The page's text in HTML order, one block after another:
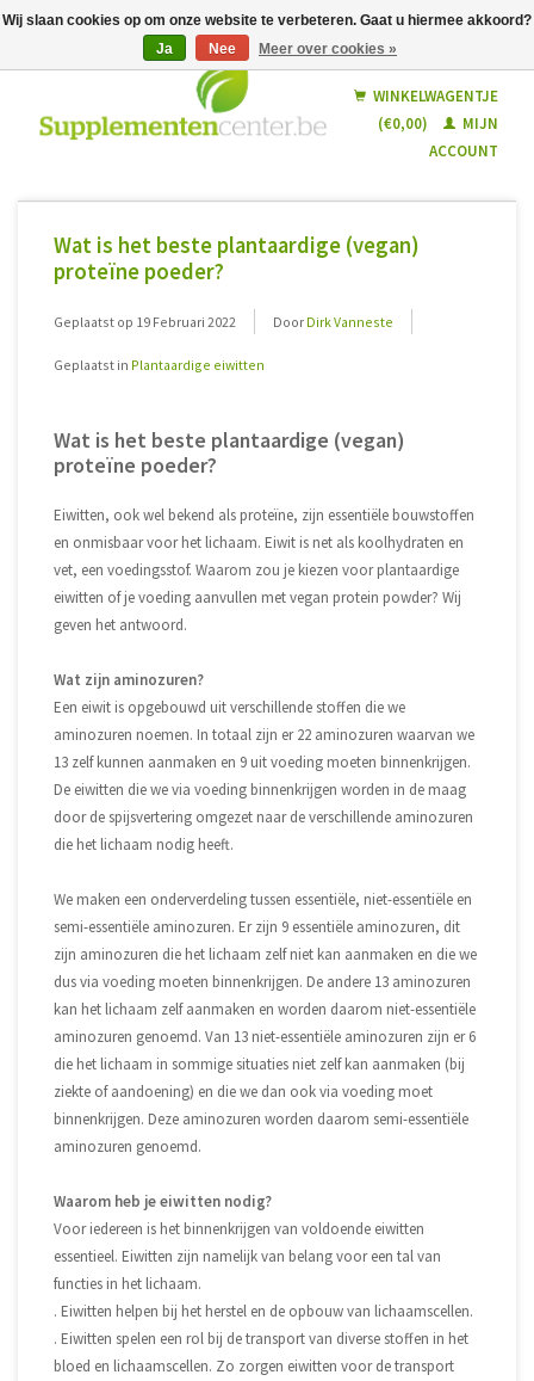
Nederlands
WINKELWAGENTJE
(€0,00)
MIJN
ACCOUNT
Wat is het beste plantaardige (vegan)
proteïne poeder?
Geplaatst op 19 Februari 2022 Door Dirk Vanneste
Geplaatst in Plantaardige eiwitten
Wat is het beste plantaardige (vegan)
proteïne poeder?
Eiwitten, ook wel bekend als proteïne, zijn essentiële bouwstoffen
en onmisbaar voor het lichaam. Eiwit is net als koolhydraten en
vet, een voedingsstof. Waarom zou je kiezen voor plantaardige
eiwitten of je voeding aanvullen met vegan protein powder? Wij
geven het antwoord.
Wat zijn aminozuren?
Een eiwit is opgebouwd uit verschillende stoffen die we
aminozuren noemen. In totaal zijn er 22 aminozuren waarvan we
13 zelf kunnen aanmaken en 9 uit voeding moeten binnenkrijgen.
De eiwitten die we via voeding binnenkrijgen worden in de maag
door de spijsvertering omgezet naar de verschillende aminozuren
die het lichaam nodig heeft.
We maken een onderverdeling tussen essentiële, niet-essentiële en
semi-essentiële aminozuren. Er zijn 9 essentiële aminozuren, dit
zijn aminozuren die het lichaam zelf niet kan aanmaken en die we
dus via voeding moeten binnenkrijgen. De andere 13 aminozuren
kan het lichaam zelf aanmaken en worden daarom niet-essentiële
aminozuren genoemd. Van 13 niet-essentiële aminozuren zijn er 6
die het lichaam in sommige situaties niet zelf kan aanmaken (bij
ziekte of aandoening) en die we dan ook via voeding moet
binnenkrijgen. Deze aminozuren worden daarom semi-essentiële
aminozuren genoemd.
Waarom heb je eiwitten nodig?
Voor iedereen is het binnenkrijgen van voldoende eiwitten
essentieel. Eiwitten zijn namelijk van belang voor een tal van
functies in het lichaam.
. Eiwitten helpen bij het herstel en de opbouw van lichaamscellen.
. Eiwitten spelen een rol bij de transport van diverse stoffen in het
bloed en lichaamscellen. Zo zorgen eiwitten voor de transport
Wij slaan cookies op om onze website te verbeteren. Gaat u hiermee akkoord?
Ja
Nee Meer over cookies »